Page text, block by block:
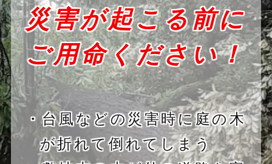
災害が起こる前に
ご用命ください！
・台風などの災害時に庭の木
が折れて倒れてしまう